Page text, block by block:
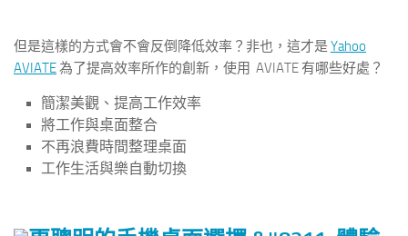
但是這樣的方式會不會反倒降低效率？非也，這才是 Yahoo
AVIATE為了提高效率所作的創新，使用 AVIATE 有哪些好處？
簡潔美觀、提高工作效率
將工作與桌面整合
不再浪費時間整理桌面
工作生活與樂自動切換